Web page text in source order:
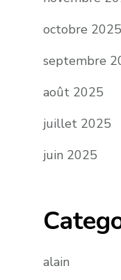
octobre 2025
septembre
août 2025
juillet 2025
juin 2025
alain